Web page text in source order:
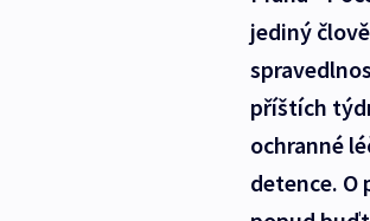
jediný
příštích
ochranné
detence. O